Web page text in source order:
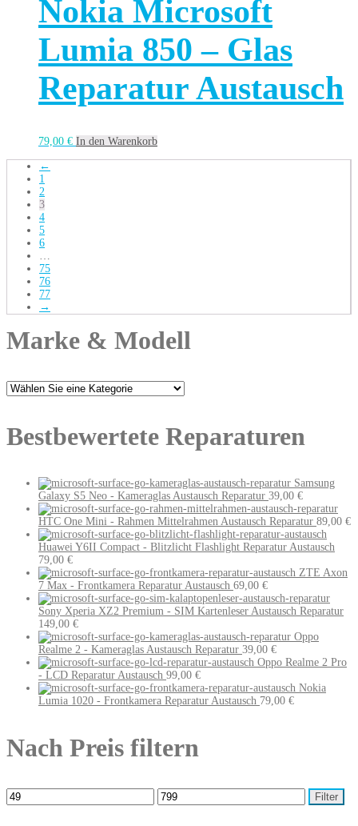
Nokia Microsoft
Lumia 850 – Glas
Reparatur Austausch
79,00 € In den Warenkorb
←
1
2
3
4
5
6
…
75
76
77
→
Marke & Modell
Bestbewertete Reparaturen
Samsung
Galaxy S5 Neo - Kameraglas Austausch Reparatur 39,00 €
HTC One Mini - Rahmen Mittelrahmen Austausch Reparatur 89,00 €
Huawei Y6II Compact - Blitzlicht Flashlight Reparatur Austausch
79,00 €
ZTE Axon
7 Max - Frontkamera Reparatur Austausch 69,00 €
Sony Xperia XZ2 Premium - SIM Kartenleser Austausch Reparatur
149,00 €
Oppo
Realme 2 - Kameraglas Austausch Reparatur 39,00 €
Oppo Realme 2 Pro
- LCD Reparatur Austausch 99,00 €
Nokia
Lumia 1020 - Frontkamera Reparatur Austausch 79,00 €
Nach Preis filtern
Filter